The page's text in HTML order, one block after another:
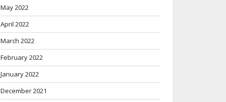
May 2022
April 2022
March 2022
February 2022
January 2022
December 2021